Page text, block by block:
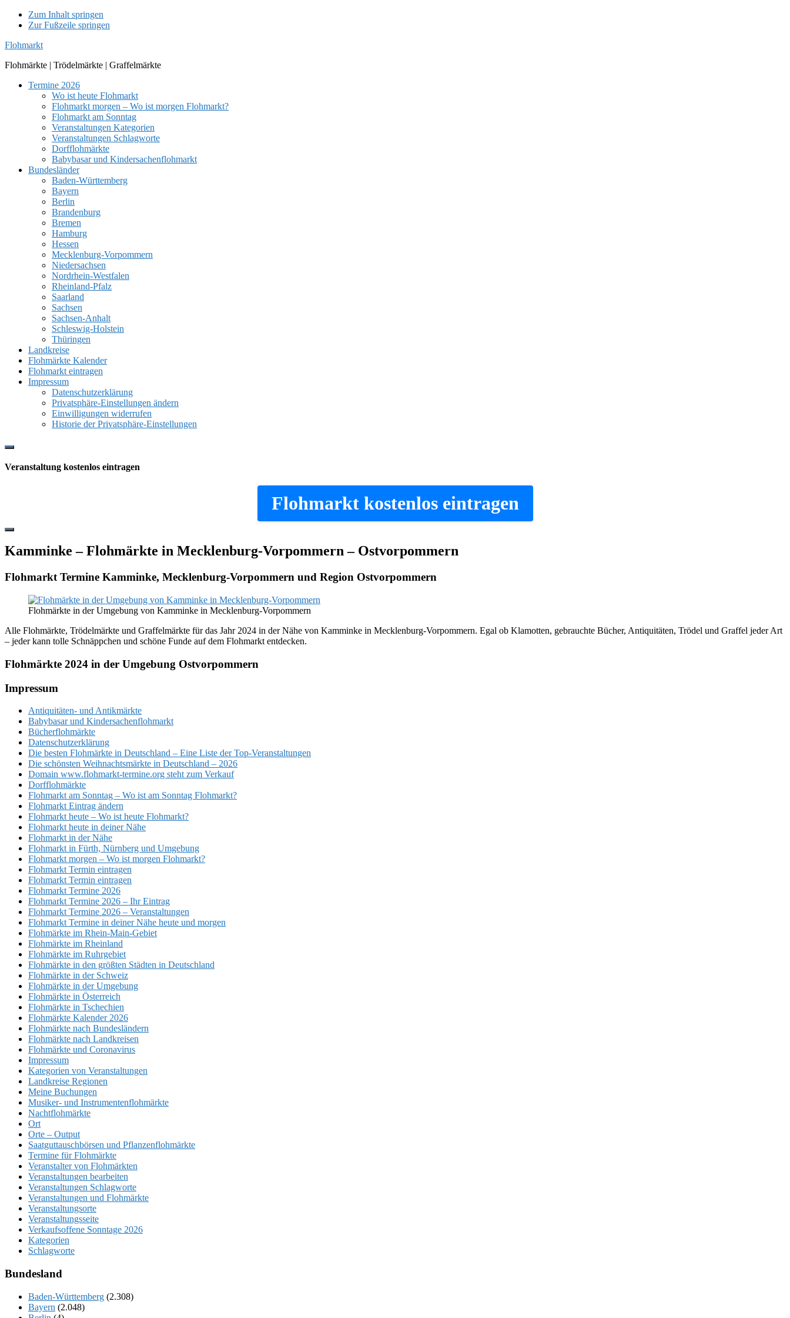
Zum Inhalt springen
Zur Fußzeile springen
Flohmarkt
Flohmärkte | Trödelmärkte | Graffelmärkte
Termine 2026
Wo ist heute Flohmarkt
Flohmarkt morgen – Wo ist morgen Flohmarkt?
Flohmarkt am Sonntag
Veranstaltungen Kategorien
Veranstaltungen Schlagworte
Dorfflohmärkte
Babybasar und Kindersachenflohmarkt
Bundesländer
Baden-Württemberg
Bayern
Berlin
Brandenburg
Bremen
Hamburg
Hessen
Mecklenburg-Vorpommern
Niedersachsen
Nordrhein-Westfalen
Rheinland-Pfalz
Saarland
Sachsen
Sachsen-Anhalt
Schleswig-Holstein
Thüringen
Landkreise
Flohmärkte Kalender
Flohmarkt eintragen
Impressum
Datenschutzerklärung
Privatsphäre-Einstellungen ändern
Einwilligungen widerrufen
Historie der Privatsphäre-Einstellungen
Show
Content
Veranstaltung kostenlos eintragen
Flohmarkt kostenlos eintragen
Hide
Content
Kamminke – Flohmärkte in Mecklenburg-Vorpommern – Ostvorpommern
Flohmarkt Termine Kamminke, Mecklenburg-Vorpommern und Region Ostvorpommern
Flohmärkte in der Umgebung von Kamminke in Mecklenburg-Vorpommern
Alle Flohmärkte, Trödelmärkte und Graffelmärkte für das Jahr 2024 in der Nähe von Kamminke in Mecklenburg-Vorpommern. Egal ob Klamotten, gebrauchte Bücher, Antiquitäten, Trödel und Graffel jeder Art
– jeder kann tolle Schnäppchen und schöne Funde auf dem Flohmarkt entdecken.
Flohmärkte 2024 in der Umgebung Ostvorpommern
Footer
Impressum
Antiquitäten- und Antikmärkte
Babybasar und Kindersachenflohmarkt
Bücherflohmärkte
Datenschutzerklärung
Die besten Flohmärkte in Deutschland – Eine Liste der Top-Veranstaltungen
Die schönsten Weihnachtsmärkte in Deutschland – 2026
Domain www.flohmarkt-termine.org steht zum Verkauf
Dorfflohmärkte
Flohmarkt am Sonntag – Wo ist am Sonntag Flohmarkt?
Flohmarkt Eintrag ändern
Flohmarkt heute – Wo ist heute Flohmarkt?
Flohmarkt heute in deiner Nähe
Flohmarkt in der Nähe
Flohmarkt in Fürth, Nürnberg und Umgebung
Flohmarkt morgen – Wo ist morgen Flohmarkt?
Flohmarkt Termin eintragen
Flohmarkt Termin eintragen
Flohmarkt Termine 2026
Flohmarkt Termine 2026 – Ihr Eintrag
Flohmarkt Termine 2026 – Veranstaltungen
Flohmarkt Termine in deiner Nähe heute und morgen
Flohmärkte im Rhein-Main-Gebiet
Flohmärkte im Rheinland
Flohmärkte im Ruhrgebiet
Flohmärkte in den größten Städten in Deutschland
Flohmärkte in der Schweiz
Flohmärkte in der Umgebung
Flohmärkte in Österreich
Flohmärkte in Tschechien
Flohmärkte Kalender 2026
Flohmärkte nach Bundesländern
Flohmärkte nach Landkreisen
Flohmärkte und Coronavirus
Impressum
Kategorien von Veranstaltungen
Landkreise Regionen
Meine Buchungen
Musiker- und Instrumentenflohmärkte
Nachtflohmärkte
Ort
Orte – Output
Saatguttauschbörsen und Pflanzenflohmärkte
Termine für Flohmärkte
Veranstalter von Flohmärkten
Veranstaltungen bearbeiten
Veranstaltungen Schlagworte
Veranstaltungen und Flohmärkte
Veranstaltungsorte
Veranstaltungsseite
Verkaufsoffene Sonntage 2026
Kategorien
Schlagworte
Bundesland
Baden-Württemberg (2.308)
Bayern (2.048)